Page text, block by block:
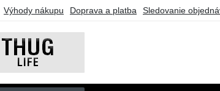
Výhody nákupu Doprava a platba Sledovanie